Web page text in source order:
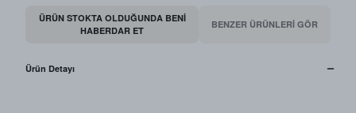
ÜRÜN STOKTA OLDUĞUNDA BENI
HABERDAR ET
BENZER ÜRÜNLERİ GÖR
Ürün Detayı